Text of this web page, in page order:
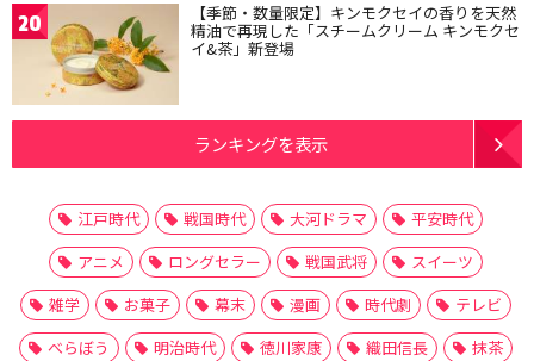
20 【季節・数量限定】キンモクセイの香りを天然
精油で再現した「スチームクリーム キンモクセ
イ&茶」新登場
ランキングを表示
江戸時代 戦国時代 大河ドラマ
平安時代
アニメ
ロングセラー 戦国武将
スイーツ
雑学
お菓子 幕末 漫画 時代劇
テレビ
べらぼう
明治時代 徳川家康 織田信長
抹茶